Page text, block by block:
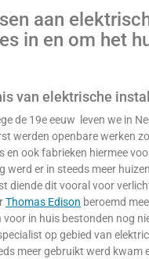
aan
in en om het
van elektrische
de 19e eeuw leven we in
werden openbare werken
en ook fabrieken hiermee
werd er in steeds meer
diende dit vooral voor
Thomas Edison beroemd
voor in huis bestonden nog
op gebied van
meer gebruikt werd kwam